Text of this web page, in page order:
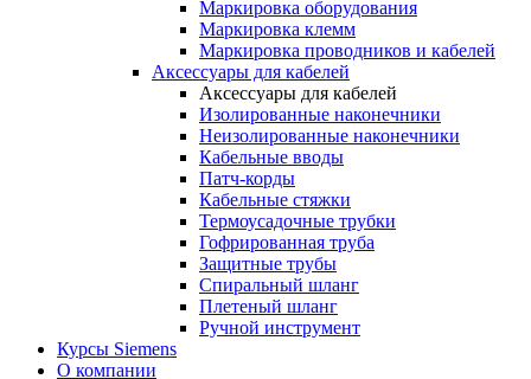
Маркировка оборудования
Маркировка клемм
Маркировка проводников и кабелей
Аксессуары для кабелей
Аксессуары для кабелей
Изолированные наконечники
Неизолированные наконечники
Кабельные вводы
Патч-корды
Кабельные стяжки
Термоусадочные трубки
Гофрированная труба
Защитные трубы
Спиральный шланг
Плетеный шланг
Ручной инструмент
Курсы Siemens
О компании